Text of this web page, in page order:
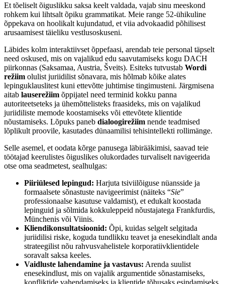
Et tõeliselt õiguslikku saksa keelt valdada, vajab sinu meeskond
rohkem kui lihtsalt õpiku grammatikat. Meie range 52-ühikuline
õppekava on hoolikalt kujundatud, et viia advokaadid põhilisest
arusaamisest täieliku vestlusoskuseni.
Läbides kolm interaktiivset õppefaasi, arendab teie personal täpselt
need oskused, mis on vajalikud edu saavutamiseks kogu DACH
piirkonnas (Saksamaa, Austria, Šveits). Esiteks tutvustab Wordi
režiim olulist juriidilist sõnavara, mis hõlmab kõike alates
lepinguklauslitest kuni ettevõtte juhtimise tingimusteni. Järgmisena
aitab lauserežiim õppijatel need terminid kokku panna
autoriteetseteks ja ühemõttelisteks fraasideks, mis on vajalikud
juriidiliste memode koostamiseks või ettevõtete klientide
nõustamiseks. Lõpuks paneb dialoogirežiim nende teadmised
lõplikult proovile, kasutades dünaamilisi tehisintellekti rollimänge.
Selle asemel, et oodata kõrge panusega läbirääkimisi, saavad teie
töötajad keerulistes õiguslikes olukordades turvaliselt navigeerida
otse oma seadmetest, sealhulgas:
Piiriülesed lepingud: Harjuta tsiviilõiguse nüansside ja
formaalsete sõnastuste navigeerimist (näiteks “Sie”
professionaalse kasutuse valdamist), et edukalt koostada
lepinguid ja sõlmida kokkuleppeid nõustajatega Frankfurdis,
Münchenis või Viinis.
Kliendikonsultatsioonid: Õpi, kuidas selgelt selgitada
juriidilisi riske, koguda tundlikku teavet ja enesekindlalt anda
strateegilist nõu rahvusvahelistele korporatiivklientidele
soravalt saksa keeles.
Vaidluste lahendamine ja vastavus: Arenda suulist
enesekindlust, mis on vajalik argumentide sõnastamiseks,
konfliktide vahendamiseks ja klientide tõhusaks esindamiseks